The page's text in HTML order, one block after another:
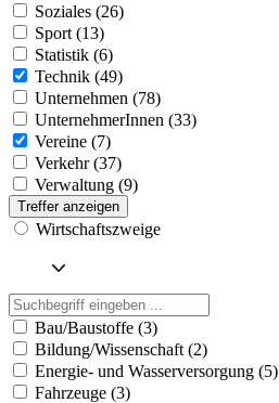
Soziales (26)
Sport (13)
Statistik (6)
Technik (49)
Unternehmen (78)
UnternehmerInnen (33)
Vereine (7)
Verkehr (37)
Verwaltung (9)
Treffer anzeigen
Wirtschaftszweige
Bau/Baustoffe (3)
Bildung/Wissenschaft (2)
Energie- und Wasserversorgung (5)
Fahrzeuge (3)